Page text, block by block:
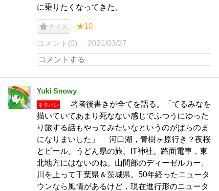
に乗りたくなってきた。
ナイス ★10
コメント(0) 2021/03/27
Yuki Snowy
ネタバレ
著者後書きが全てを語る。「てるみなを
描いていてあまり死なない感じでふつうにゆった
り旅する話もやってみたいなというのがぱらのま
になりまいした」 河口湖，青樹ヶ原行き？夜桜
とビール。うどん県の旅。IT神社。路面電車，東
北地方にはないのね。山間部のディーゼルカー。
川を上って千葉県＆茨城県。50年経ったニュータ
ウンなら風情があるけど，現在進行形のニュータ